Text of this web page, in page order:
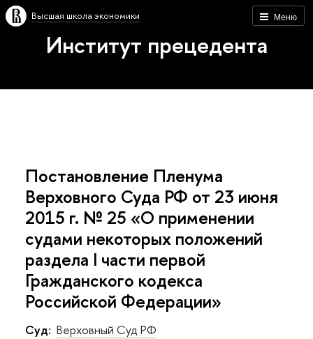
Меню
Высшая школа экономики
Институт прецедента
Постановление Пленума
Верховного Суда РФ от 23 июня
2015 г. № 25 «О применении
судами некоторых положений
раздела I части первой
Гражданского кодекса
Российской Федерации»
Суд: Верховный Суд РФ